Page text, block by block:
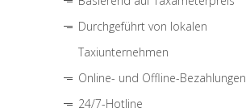
Durchgeführt von lokalen
Taxiunternehmen
Online- und Offline-Bezahlungen
24/7-Hotline